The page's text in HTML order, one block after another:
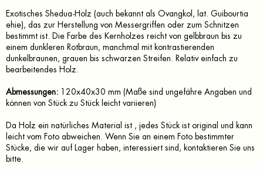
Exotisches Shedua-Holz (auch bekannt als Ovangkol, lat. Guibourtia
ehie), das zur Herstellung von Messergriffen oder zum Schnitzen
bestimmt ist. Die Farbe des Kernholzes reicht von gelbbraun bis zu
einem dunkleren Rotbraun, manchmal mit kontrastierenden
dunkelbraunen, grauen bis schwarzen Streifen. Relativ einfach zu
bearbeitendes Holz.
Abmessungen: 120x40x30 mm (Maße sind ungefähre Angaben und
können von Stück zu Stück leicht variieren)
Da Holz ein natürliches Material ist , jedes Stück ist original und kann
leicht vom Foto abweichen. Wenn Sie an einem Foto bestimmter
Stücke, die wir auf Lager haben, interessiert sind, kontaktieren Sie uns
bitte.